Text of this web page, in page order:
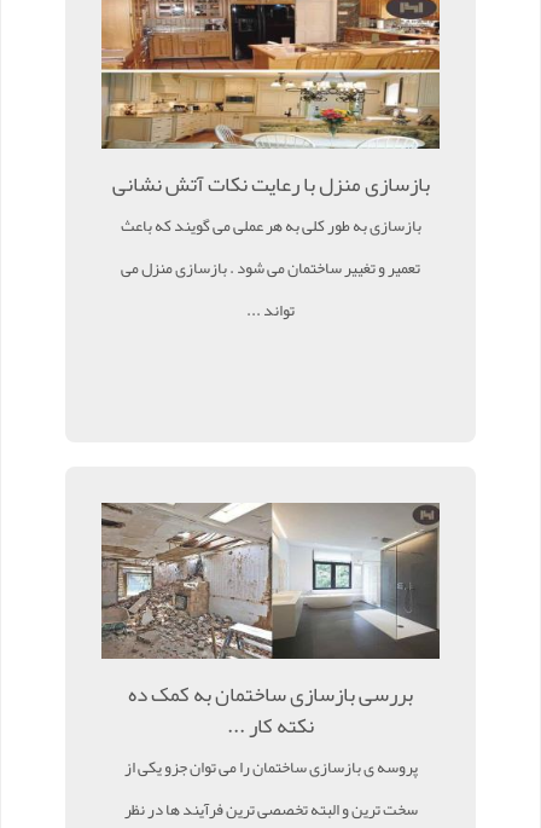
بازسازی منزل با رعایت نکات آتش نشانی
بازسازی به طور کلی به هر عملی می گویند که باعث
تعمیر و تغییر ساختمان می شود . بازسازی منزل می
تواند ...
بررسی بازسازی ساختمان به کمک ده
نکته کار ...
پروسه ی بازسازی ساختمان را می توان جزو یکی از
سخت ترین و البته تخصصی ترین فرآیند ها در نظر